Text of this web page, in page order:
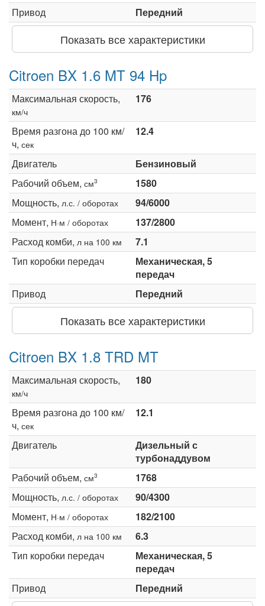
Привод
Передний
Показать все характеристики
Citroen BX 1.6 MT 94 Hp
Максимальная скорость,
км/ч
176
Время разгона до 100 км/
ч, сек
12.4
Двигатель
Бензиновый
Рабочий объем, см3
1580
Мощность, л.с. / оборотах
94/6000
Момент, Н·м / оборотах
137/2800
Расход комби, л на 100 км
7.1
Тип коробки передач
Механическая, 5
передач
Привод
Передний
Показать все характеристики
Citroen BX 1.8 TRD MT
Максимальная скорость,
км/ч
180
Время разгона до 100 км/
ч, сек
12.1
Двигатель
Дизельный с
турбонаддувом
Рабочий объем, см3
1768
Мощность, л.с. / оборотах
90/4300
Момент, Н·м / оборотах
182/2100
Расход комби, л на 100 км
6.3
Тип коробки передач
Механическая, 5
передач
Привод
Передний